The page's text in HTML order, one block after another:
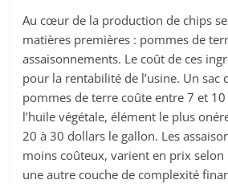
Au cœur de la production de chips
matières premières : pommes de
assaisonnements. Le coût de ces
pour la rentabilité de l’usine. Un sac
pommes de terre coûte entre 7 et
l’huile végétale, élément le plus
20 à 30 dollars le gallon. Les
moins coûteux, varient en prix
une autre couche de complexité